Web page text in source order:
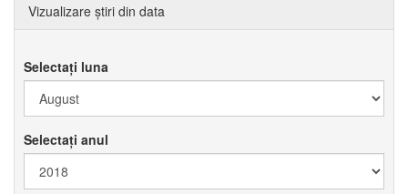
Vizualizare știri din data
Selectați luna
Selectați anul